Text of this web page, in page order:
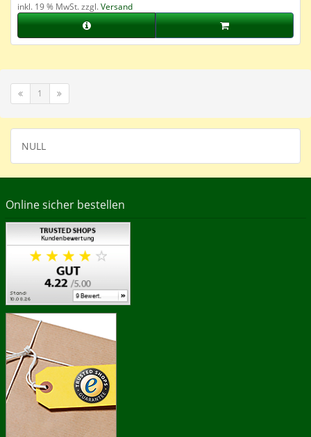
inkl. 19 % MwSt. zzgl.Versand
1
NULL
Online sicher bestellen